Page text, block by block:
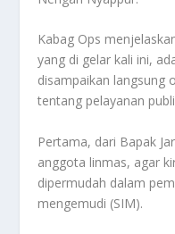
Kabag Ops
yang di gelar kali ini,
disampaikan langsung
tentang pelayanan
Pertama, dari Bapak
anggota linmas, agar
dipermudah dalam
mengemudi (SIM).